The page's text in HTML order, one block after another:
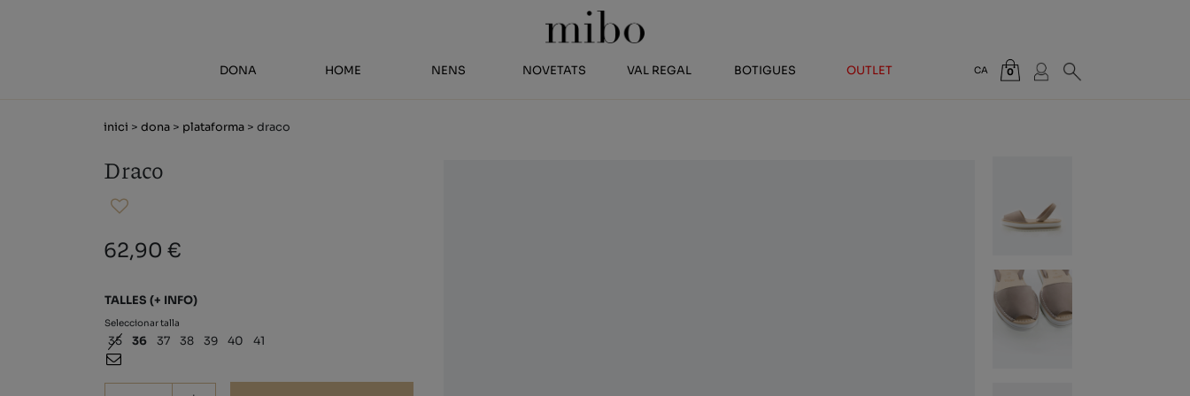
DONA HOME NENS NOVETATS VAL REGAL BOTIGUES OUTLET CA 0
inici > dona > plataforma > draco
Draco
62,90 €
TALLES (+ INFO)
Seleccionar talla
35 36 37 38 39 40 41